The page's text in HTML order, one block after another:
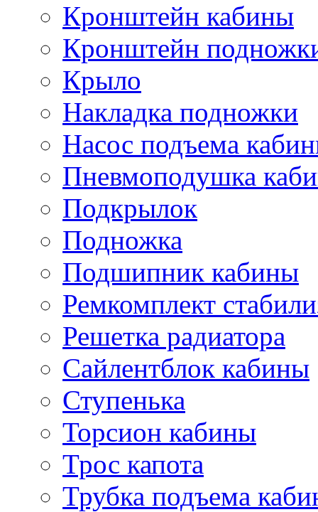
Кронштейн кабины
Кронштейн
Крыло
Накладка подножки
Насос подъема
Пневмоподушка
Подкрылок
Подножка
Подшипник кабины
Ремкомплект
Решетка радиатора
Сайлентблок кабины
Ступенька
Торсион кабины
Трос капота
Трубка подъема